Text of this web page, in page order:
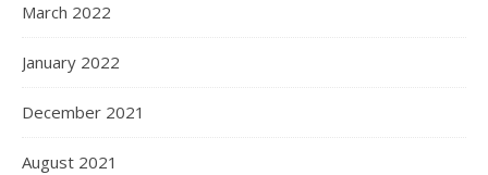
March 2022
January 2022
December 2021
August 2021